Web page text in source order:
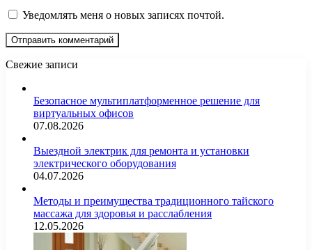
Уведомлять меня о новых записях почтой.
Свежие записи
Безопасное мультиплатформенное решение для
виртуальных офисов
07.08.2026
Выездной электрик для ремонта и установки
электрического оборудования
04.07.2026
Методы и преимущества традиционного тайского
массажа для здоровья и расслабления
12.05.2026